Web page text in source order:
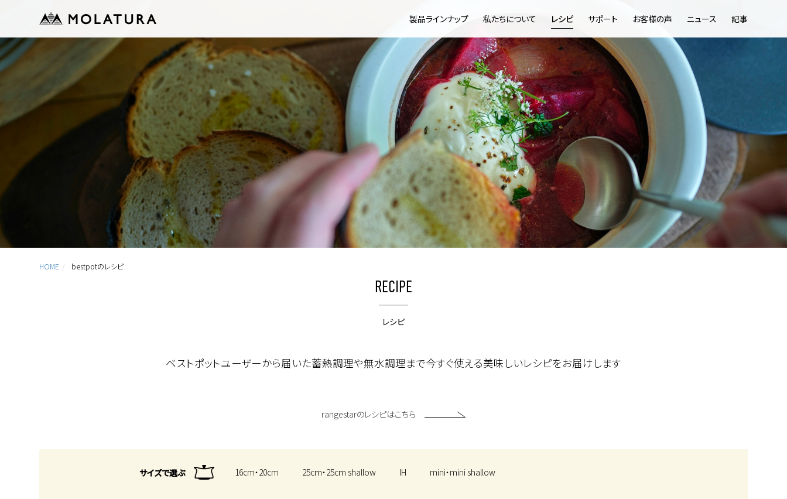
製品ラインナップ 私たちについて レシピ サポート お客様の声 ニュース 記事
HOME bestpotのレシピ
RECIPE
レシピ
ベストポットユーザーから届いた蓄熱調理や無水調理まで今すぐ使える美味しいレシピをお届けします
rangestarのレシピはこちら
サイズで選ぶ 16cm・20cm 25cm・25cm shallow IH mini・mini shallow